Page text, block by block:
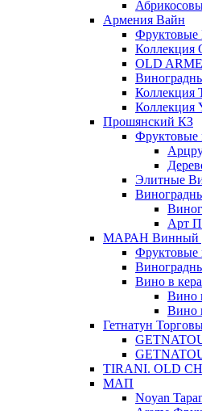
Армения Вайн
Фруктовые
Коллекция
OLD
Коллекция
Коллекция
Прошянский КЗ
Фруктовые
Элитные
Арт
МАРАН Винный
Фруктовые
Вино в
Вино
Вино
Гетнатун
TIRANI. OLD
МАП
Noyan